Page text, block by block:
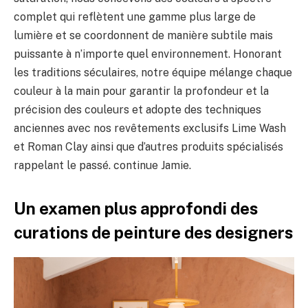
complet qui reflètent une gamme plus large de
lumière et se coordonnent de manière subtile mais
puissante à n’importe quel environnement. Honorant
les traditions séculaires, notre équipe mélange chaque
couleur à la main pour garantir la profondeur et la
précision des couleurs et adopte des techniques
anciennes avec nos revêtements exclusifs Lime Wash
et Roman Clay ainsi que d’autres produits spécialisés
rappelant le passé. continue Jamie.
Un examen plus approfondi des
curations de peinture des designers